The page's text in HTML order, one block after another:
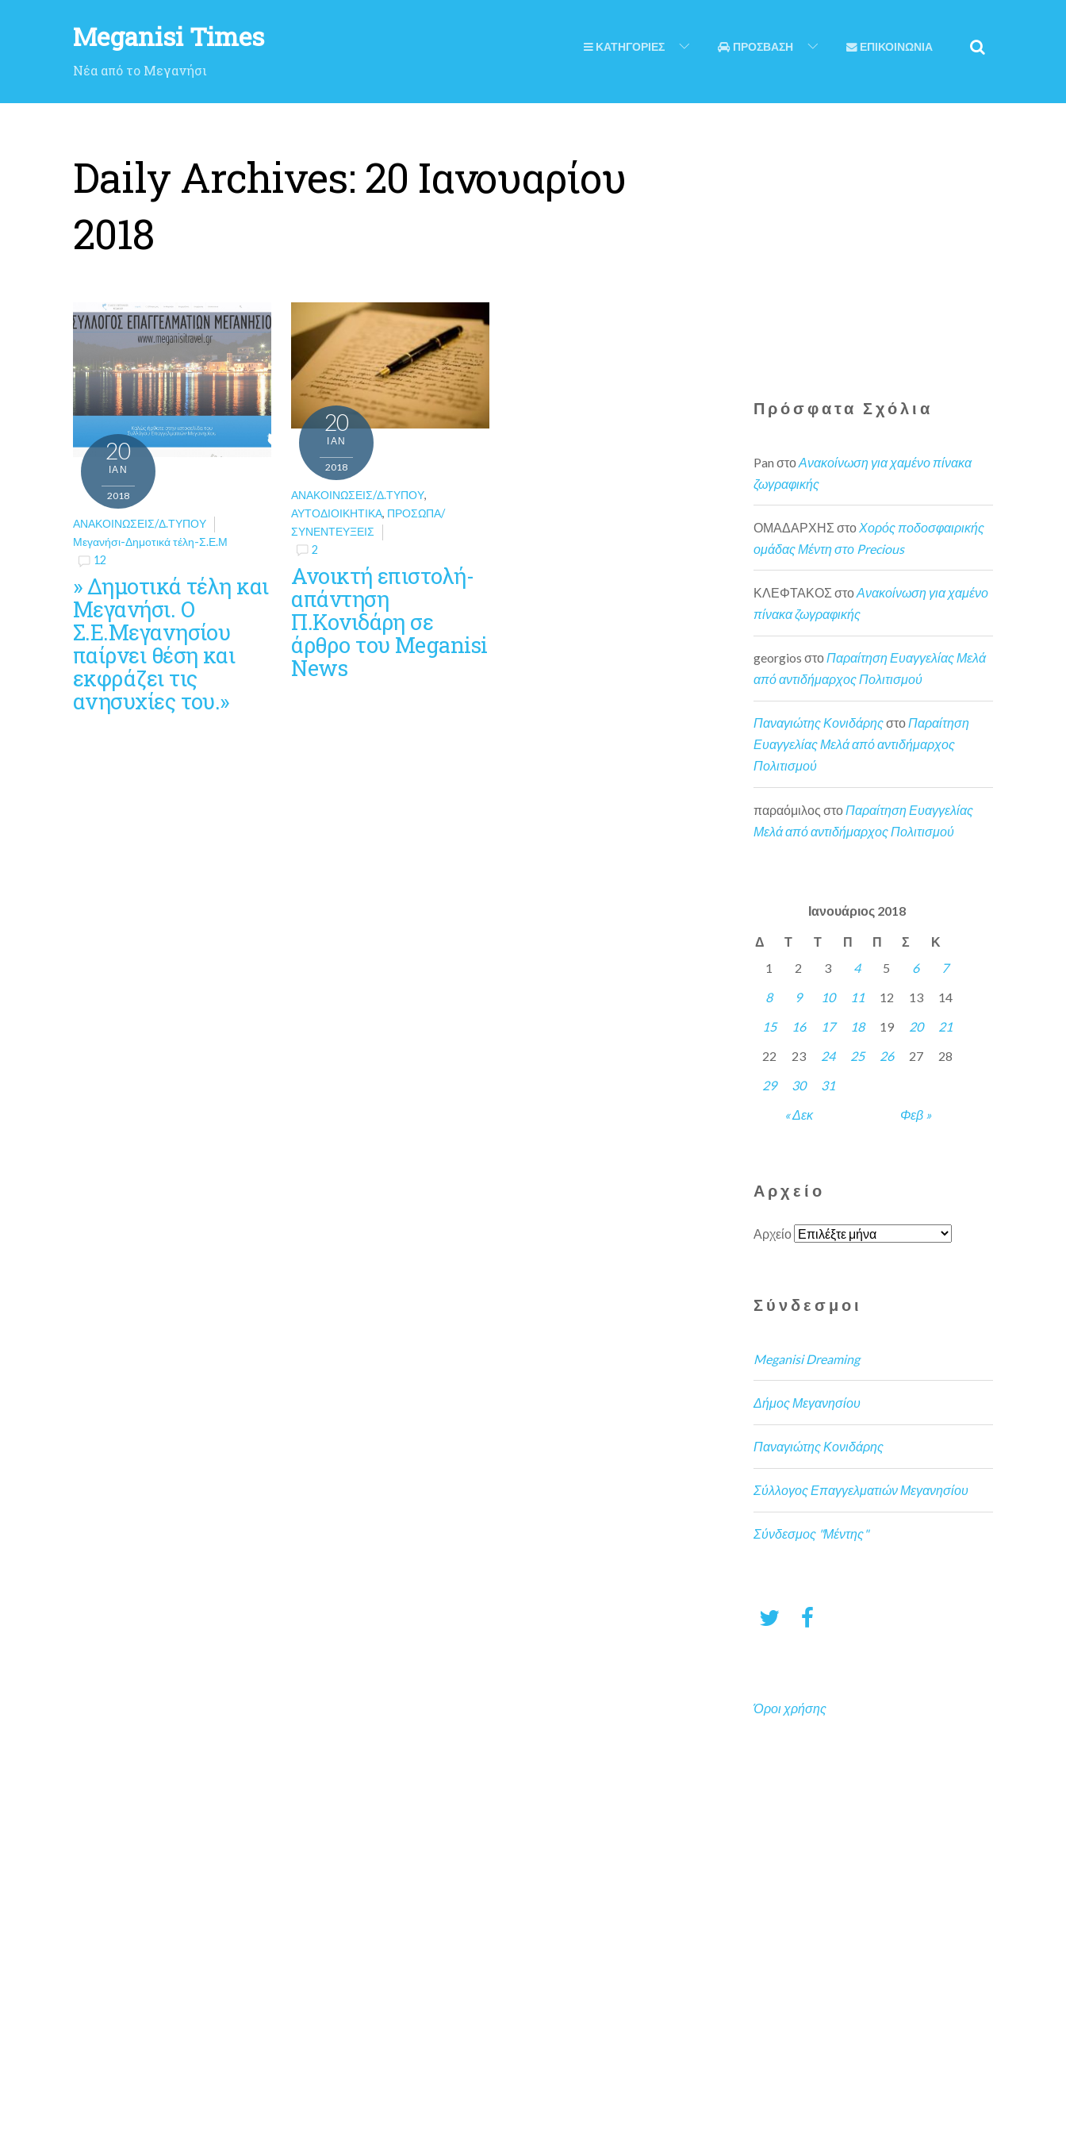
Meganisi Times
Νέα από το Μεγανήσι
ΚΑΤΗΓΟΡΙΕΣ ΠΡΟΣΒΑΣΗ ΕΠΙΚΟΙΝΩΝΙΑ
Daily Archives: 20 Ιανουαρίου
2018
20
ΙΑΝ
2018
ΑΝΑΚΟΙΝΏΣΕΙΣ/Δ.ΤΎΠΟΥ
Μεγανήσι-Δημοτικά τέλη-Σ.Ε.Μ
12
» Δημοτικά τέλη και
Μεγανήσι. Ο
Σ.Ε.Μεγανησίου
παίρνει θέση και
εκφράζει τις
ανησυχίες του.»
20
ΙΑΝ
2018
ΑΝΑΚΟΙΝΏΣΕΙΣ/Δ.ΤΎΠΟΥ,
ΑΥΤΟΔΙΟΙΚΗΤΙΚΆ, ΠΡΌΣΩΠΑ/
ΣΥΝΕΝΤΕΎΞΕΙΣ
2
Ανοικτή επιστολή-
απάντηση
Π.Κονιδάρη σε
άρθρο του Meganisi
Νews
Πρόσφατα Σχόλια
Pan στοΑνακοίνωση για χαμένο πίνακα
ζωγραφικής
ΟΜΑΔΑΡΧΗΣ στο Χορός ποδοσφαιρικής
ομάδας Μέντη στο Precious
ΚΛΕΦΤΑΚΟΣ στοΑνακοίνωση για χαμένο
πίνακα ζωγραφικής
georgios στοΠαραίτηση Ευαγγελίας Μελά
από αντιδήμαρχος Πολιτισμού
Παναγιώτης ΚονιδάρηςστοΠαραίτηση
Ευαγγελίας Μελά από αντιδήμαρχος
Πολιτισμού
παραόμιλος στο Παραίτηση Ευαγγελίας
Μελά από αντιδήμαρχος Πολιτισμού
Ιανουάριος 2018
Δ Τ Τ Π Π Σ Κ
« Δεκ Φεβ »
1 2 3 4 5 6
7
8
9 10 11 12 13
14
15
16 17 18 19 20
21
22
23 24 25 26 27
28
29
30 31
Αρχείο
Αρχείο
Σύνδεσμοι
Meganisi Dreaming
Δήμος Μεγανησίου
Παναγιώτης Κονιδάρης
Σύλλογος Επαγγελματιών Μεγανησίου
Σύνδεσμος "Μέντης"
Όροι χρήσης